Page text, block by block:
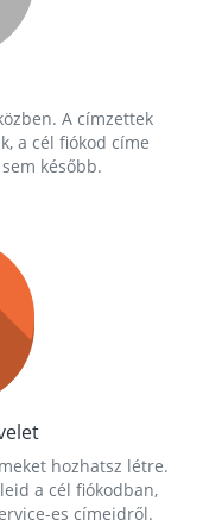
A címzettek
a cél fiókod címe
később.
hozhatsz létre.
a cél fiókodban,
es címeidről.